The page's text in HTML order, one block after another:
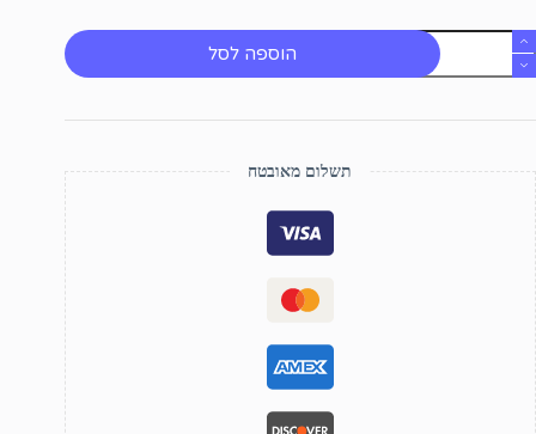
כמות
של
רכב
הוספה לסל
תשלום מאובטח